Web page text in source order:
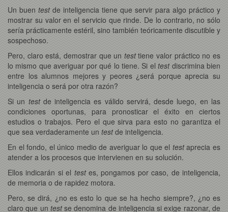
Un buen testde inteligencia tiene que servir para algo práctico y
mostrar su valor en el servicio que rinde. De lo contrario, no sólo
sería prácticamente estéril, sino también teóricamente discutible y
sospechoso.
Pero, claro está, demostrar que un testtiene valor práctico no es
lo mismo que averiguar por qué lo tiene. Si eltestdiscrimina bien
entre los alumnos mejores y peores ¿será porque aprecia su
inteligencia o será por otra razón?
Si un testde inteligencia es válido servirá, desde luego, en las
condiciones oportunas, para pronosticar el éxito en ciertos
estudios o trabajos. Pero el que sirva para esto no garantiza el
que sea verdaderamente un testde inteligencia.
En el fondo, el único medio de averiguar lo que el testaprecia es
atender a los procesos que intervienen en su solución.
Ellos indicarán si el testes, pongamos por caso, de inteligencia,
de memoria o de rapidez motora.
Pero, se dirá, ¿no es esto lo que se ha hecho siempre?, ¿no es
claro que un testse denomina de inteligencia si exige razonar, de